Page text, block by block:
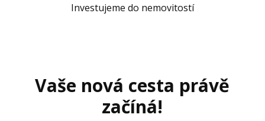
Investujeme do nemovitostí
Vaše nová cesta právě
začíná!